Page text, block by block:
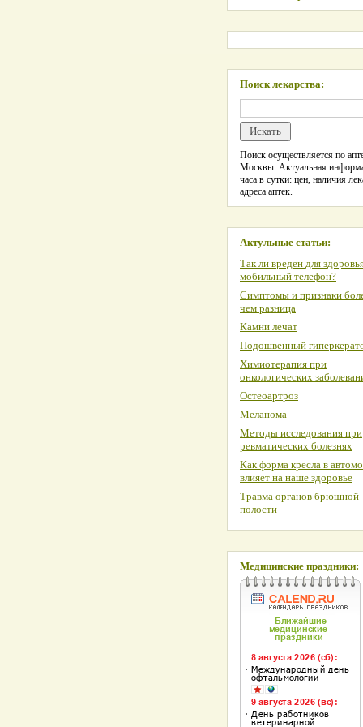
Поиск лекарства:
Поиск осуществляется по
Москвы. Актуальная
часа в сутки: цен, наличия
адреса аптек.
Актульные статьи:
Так ли вреден для
мобильный телефон?
Симптомы и признаки
чем разница
Камни лечат
Подошвенный
Химиотерапия при
онкологических
Остеоартроз
Меланома
Методы исследования при
ревматических болезнях
Как форма кресла в
влияет на наше здоровье
Травма органов брюшной
полости
Медицинские праздники: